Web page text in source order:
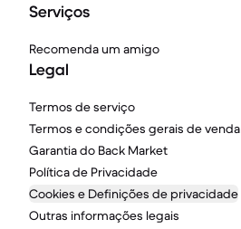
Serviços
Recomenda um amigo
Legal
Termos de serviço
Termos e condições gerais de venda
Garantia do Back Market
Política de Privacidade
Cookies e Definições de privacidade
Outras informações legais